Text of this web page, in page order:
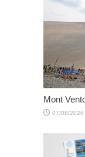
Mont
07/08/2026